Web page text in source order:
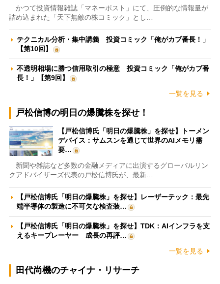
かつて投資情報雑誌「マネーポスト」にて、圧倒的な情報量が
詰め込まれた「天下無敵の株コミック」とし…
テクニカル分析・集中講義 投資コミック「俺がカブ番長！」
【第10回】
不透明相場に勝つ信用取引の極意 投資コミック「俺がカブ番
長！」【第9回】
一覧を見る
戸松信博の明日の爆騰株を探せ！
【戸松信博氏「明日の爆騰株」を探せ】トーメン
デバイス：サムスンを通じて世界のAIメモリ需
要…
新聞や雑誌など多数の金融メディアに出演するグローバルリン
クアドバイザーズ代表の戸松信博氏が、最新…
【戸松信博氏「明日の爆騰株」を探せ】レーザーテック：最先
端半導体の製造に不可欠な検査装…
【戸松信博氏「明日の爆騰株」を探せ】TDK：AIインフラを支
えるキープレーヤー 成長の再評…
一覧を見る
田代尚機のチャイナ・リサーチ